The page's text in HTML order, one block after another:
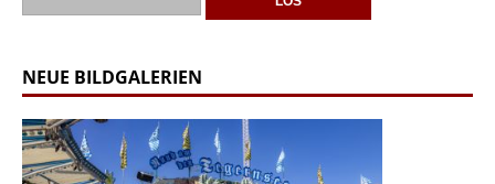
NEUE BILDGALERIEN